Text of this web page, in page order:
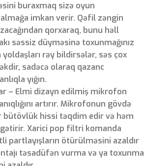
buraxmaq sizə oyun
imkan verir. Qəfil zəngin
qorxaraq, bunu həll
səssiz düyməsinə toxunmağınız
rəy bildirsələr, səs çox
sadəcə olaraq qazanc
yığın.
– Elmi dizayn edilmiş mikrofon
artırır. Mikrofonun gövdə
bütövlük hissi təqdim edir və həm
Xarici pop filtri komanda
partlayışların ötürülməsini azaldır
təsadüfən vurma və ya toxunma